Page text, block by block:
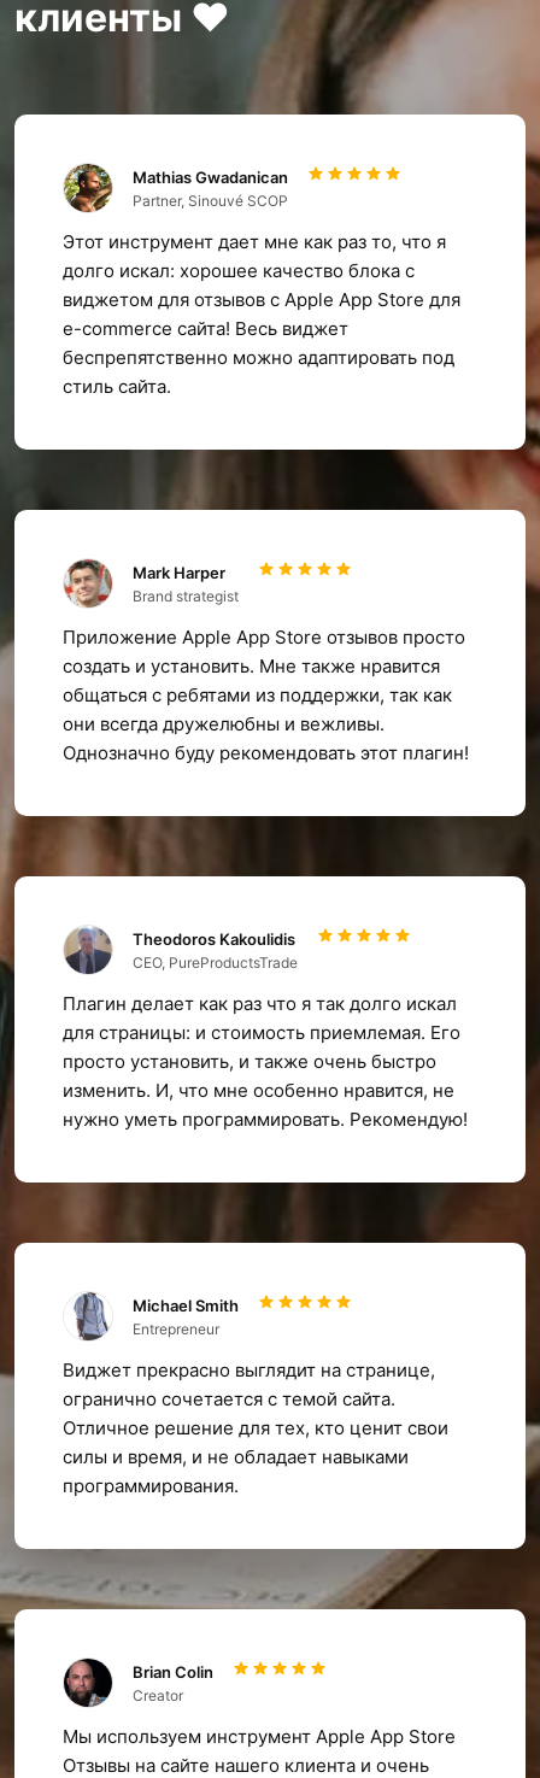
клиенты ❤️
Mathias Gwadanican
Partner, Sinouvé SCOP
Этот инструмент дает мне как раз то, что я
долго искал: хорошее качество блока с
виджетом для отзывов с Apple App Store для
e-commerce сайта! Весь виджет
беспрепятственно можно адаптировать под
стиль сайта.
Mark Harper
Brand strategist
Приложение Apple App Store отзывов просто
создать и установить. Мне также нравится
общаться с ребятами из поддержки, так как
они всегда дружелюбны и вежливы.
Однозначно буду рекомендовать этот плагин!
Theodoros Kakoulidis
CEO, PureProductsTrade
Плагин делает как раз что я так долго искал
для страницы: и стоимость приемлемая. Его
просто установить, и также очень быстро
изменить. И, что мне особенно нравится, не
нужно уметь программировать. Рекомендую!
Michael Smith
Entrepreneur
Виджет прекрасно выглядит на странице,
огранично сочетается с темой сайта.
Отличное решение для тех, кто ценит свои
силы и время, и не обладает навыками
программирования.
Brian Colin
Creator
Мы используем инструмент Apple App Store
Отзывы на сайте нашего клиента и очень